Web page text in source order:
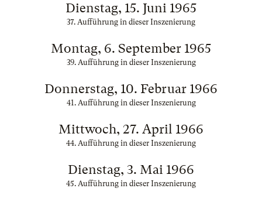
Dienstag, 15. Juni 1965
37. Aufführung in dieser Inszenierung
Montag, 6. September 1965
39. Aufführung in dieser Inszenierung
Donnerstag, 10. Februar 1966
41. Aufführung in dieser Inszenierung
Mittwoch, 27. April 1966
44. Aufführung in dieser Inszenierung
Dienstag, 3. Mai 1966
45. Aufführung in dieser Inszenierung